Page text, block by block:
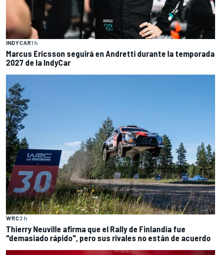
INDYCAR1 h
Marcus Ericsson seguirá en Andretti durante la temporada
2027 de la IndyCar
WRC2 h
Thierry Neuville afirma que el Rally de Finlandia fue
"demasiado rápido", pero sus rivales no están de acuerdo